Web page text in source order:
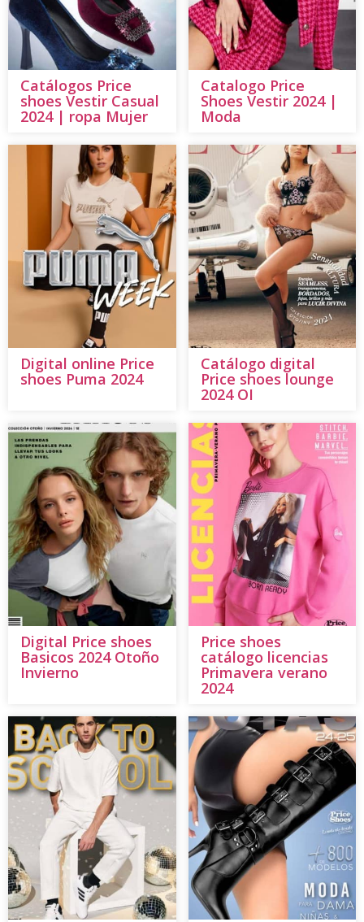
Catálogos Price
shoes Vestir Casual
2024 | ropa Mujer
Catalogo Price
Shoes Vestir 2024 |
Moda
Digital online Price
shoes Puma 2024
Catálogo digital
Price shoes lounge
2024 OI
Digital Price shoes
Basicos 2024 Otoño
Invierno
Price shoes
catálogo licencias
Primavera verano
2024